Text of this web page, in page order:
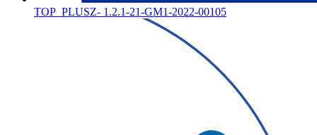
TOP_PLUSZ- 1.2.1-21-GM1-2022-00105